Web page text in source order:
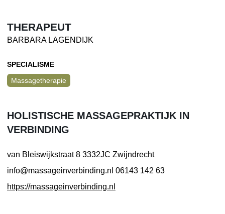
THERAPEUT
BARBARA LAGENDIJK
SPECIALISME
Massagetherapie
HOLISTISCHE MASSAGEPRAKTIJK IN
VERBINDING
van Bleiswijkstraat 8 3332JC Zwijndrecht
info@massageinverbinding.nl 06143 142 63
https://massageinverbinding.nl